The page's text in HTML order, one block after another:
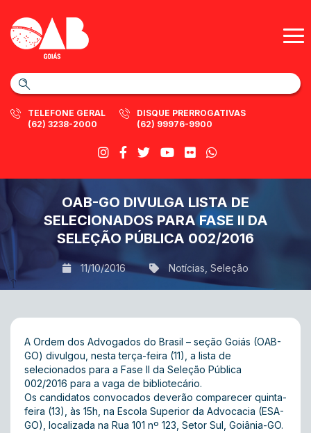
TELEFONE GERAL
(62) 3238-2000
DISQUE PRERROGATIVAS
(62) 99976-9900
OAB-GO DIVULGA LISTA DE
SELECIONADOS PARA FASE II DA
SELEÇÃO PÚBLICA 002/2016
11/10/2016 Notícias Seleção
A Ordem dos Advogados do Brasil – seção Goiás (OAB-
GO) divulgou, nesta terça-feira (11), a lista de
selecionados para a Fase II da Seleção Pública
002/2016 para a vaga de bibliotecário.
Os candidatos convocados deverão comparecer quinta-
feira (13), às 15h, na Escola Superior da Advocacia (ESA-
GO), localizada na Rua 101 nº 123, Setor Sul, Goiânia-GO.